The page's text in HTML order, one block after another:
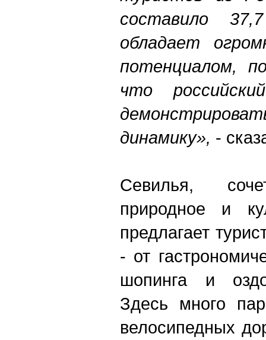
составило 37,7
обладает
потенциалом,
что
динамику», -
Севилья,
природное и
предлагает
- от
шопинга и
Здесь много
велосипедных